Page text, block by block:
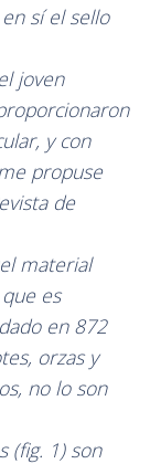
sí el sello
joven
y con
propuse
de
material
es
en 872
orzas y
no lo son
(fig. 1) son